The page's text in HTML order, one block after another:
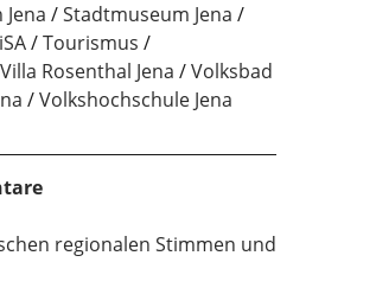
Stadtmuseum Jena
Tourismus
Villa Rosenthal Jena
Volksbad
Volkshochschule Jena
regionalen Stimmen und